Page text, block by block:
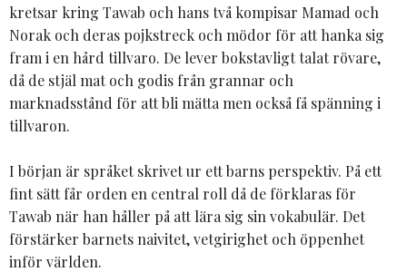
kretsar kring Tawab och hans två kompisar Mamad och
Norak och deras pojkstreck och mödor för att hanka sig
fram i en hård tillvaro. De lever bokstavligt talat rövare,
då de stjäl mat och godis från grannar och
marknadsstånd för att bli mätta men också få spänning i
tillvaron.
I början är språket skrivet ur ett barns perspektiv. På ett
fint sätt får orden en central roll då de förklaras för
Tawab när han håller på att lära sig sin vokabulär. Det
förstärker barnets naivitet, vetgirighet och öppenhet
inför världen.